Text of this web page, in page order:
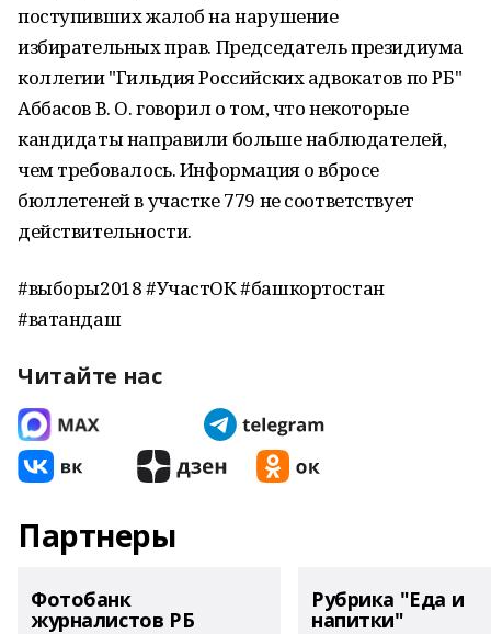
поступивших жалоб на нарушение
избирательных прав. Председатель президиума
коллегии "Гильдия Российских адвокатов по РБ"
Аббасов В. О. говорил о том, что некоторые
кандидаты направили больше наблюдателей,
чем требовалось. Информация о вбросе
бюллетеней в участке 779 не соответствует
действительности.
#выборы2018 #УчастОК #башкортостан
#ватандаш
Читайте нас
Партнеры
Фотобанк
журналистов РБ
Рубрика "Еда и
напитки"